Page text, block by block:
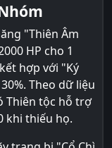
"Thiên Âm
HP cho 1
hợp với "Ký
Theo dữ liệu
Thiên tộc hỗ trợ
khi thiếu họ.